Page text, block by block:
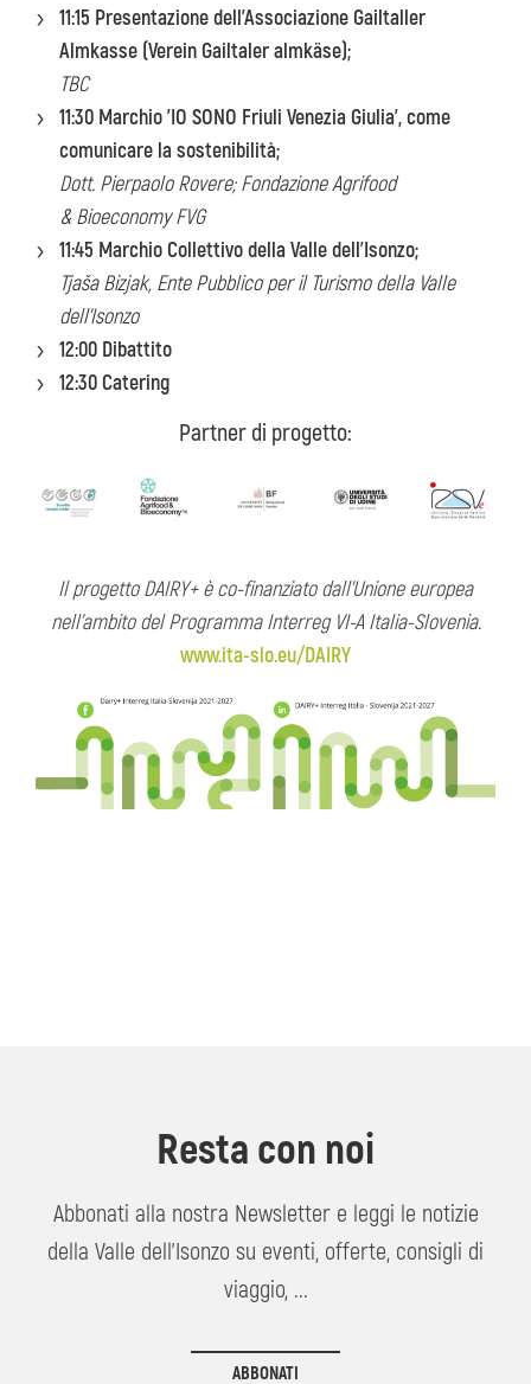
11:15 Presentazione dell’Associazione Gailtaller
Almkasse (Verein Gailtaler almkäse);
TBC
11:30 Marchio 'IO SONO Friuli Venezia Giulia’,come
comunicare la sostenibilità;
Dott. Pierpaolo Rovere; Fondazione Agrifood
& Bioeconomy FVG
11:45 Marchio Collettivo della Valle dell'Isonzo;
Tjaša Bizjak, Ente Pubblico per il Turismo della Valle
dell'Isonzo
12:00 Dibattito
12:30 Catering
Partner di progetto:
Il progetto DAIRY+è co-finanziato dall’Unione europea
nell’ambito del Programma Interreg VI-A Italia-Slovenia.
www.ita-slo.eu/DAIRY
Resta con noi
Abbonati alla nostra Newsletter e leggi le notizie
della Valle dell'Isonzo su eventi, offerte, consigli di
viaggio, ...
ABBONATI